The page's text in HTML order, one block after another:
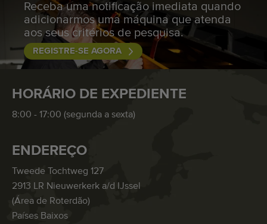
Receba uma notificação imediata quando
adicionarmos uma máquina que atenda
aos seus critérios de pesquisa.
REGISTRE-SE AGORA
HORÁRIO DE EXPEDIENTE
8:00 - 17:00 (segunda a sexta)
ENDEREÇO
Tweede Tochtweg 127
2913 LR Nieuwerkerk a/d IJssel
(Área de Roterdão)
Países Baixos